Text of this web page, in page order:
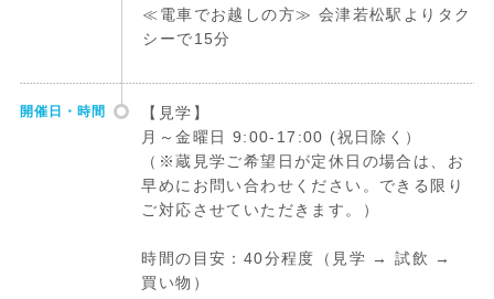
≪電車でお越しの方≫ 会津若松駅よりタク
シーで15分
開催日・時間
【見学】
月～金曜日 9:00-17:00 (祝日除く）
（※蔵見学ご希望日が定休日の場合は、お
早めにお問い合わせください。できる限り
ご対応させていただきます。）
時間の目安：40分程度（見学 → 試飲 →
買い物）